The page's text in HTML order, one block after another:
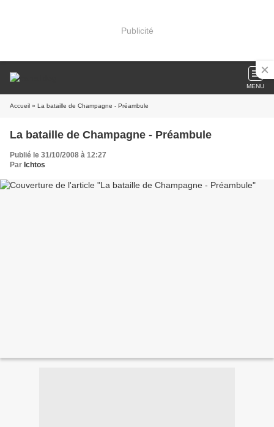
Publicité
MENU
Accueil » La bataille de Champagne - Préambule
La bataille de Champagne - Préambule
Publié le 31/10/2008 à 12:27
Par Ichtos